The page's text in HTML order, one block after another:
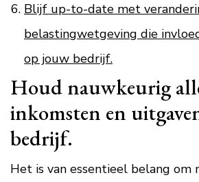
Blijf up-to-date met
belastingwetgeving die
op jouw bedrijf.
Houd nauwkeurig
inkomsten en
bedrijf.
Het is van essentieel belang om